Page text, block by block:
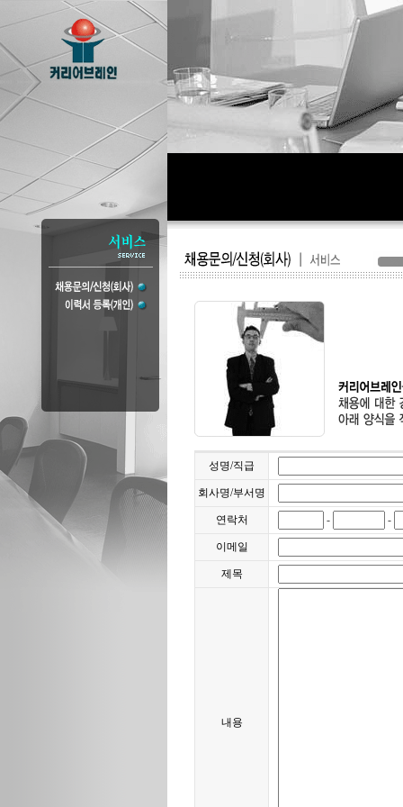
성명/직급
회사명/부서명
연락처 - -
이메일
제목
내용